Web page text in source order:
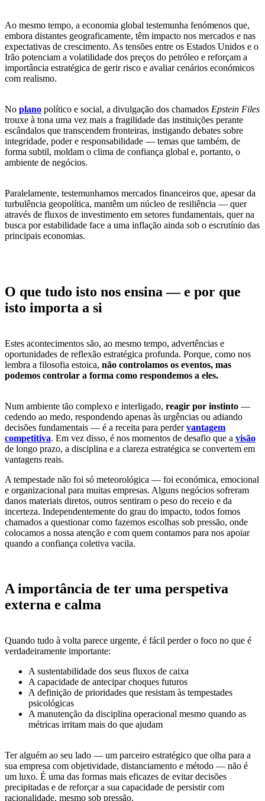
Ao mesmo tempo, a economia global testemunha fenómenos que,
embora distantes geograficamente, têm impacto nos mercados e nas
expectativas de crescimento. As tensões entre os Estados Unidos e o
Irão potenciam a volatilidade dos preços do petróleo e reforçam a
importância estratégica de gerir risco e avaliar cenários económicos
com realismo.
No plano político e social, a divulgação dos chamados Epstein Files
trouxe à tona uma vez mais a fragilidade das instituições perante
escândalos que transcendem fronteiras, instigando debates sobre
integridade, poder e responsabilidade — temas que também, de
forma subtil, moldam o clima de confiança global e, portanto, o
ambiente de negócios.
Paralelamente, testemunhamos mercados financeiros que, apesar da
turbulência geopolítica, mantêm um núcleo de resiliência — quer
através de fluxos de investimento em setores fundamentais, quer na
busca por estabilidade face a uma inflação ainda sob o escrutínio das
principais economias.
O que tudo isto nos ensina — e por que
isto importa a si
Estes acontecimentos são, ao mesmo tempo, advertências e
oportunidades de reflexão estratégica profunda. Porque, como nos
lembra a filosofia estoica, não controlamos os eventos, mas
podemos controlar a forma como respondemos a eles.
Num ambiente tão complexo e interligado, reagir por instinto —
cedendo ao medo, respondendo apenas às urgências ou adiando
decisões fundamentais — é a receita para perdervantagem
competitiva. Em vez disso, é nos momentos de desafio que a visão
de longo prazo, a disciplina e a clareza estratégica se convertem em
vantagens reais.
A tempestade não foi só meteorológica — foi económica, emocional
e organizacional para muitas empresas. Alguns negócios sofreram
danos materiais diretos, outros sentiram o peso do receio e da
incerteza. Independentemente do grau do impacto, todos fomos
chamados a questionar como fazemos escolhas sob pressão, onde
colocamos a nossa atenção e com quem contamos para nos apoiar
quando a confiança coletiva vacila.
A importância de ter uma perspetiva
externa e calma
Quando tudo à volta parece urgente, é fácil perder o foco no que é
verdadeiramente importante:
A sustentabilidade dos seus fluxos de caixa
A capacidade de antecipar choques futuros
A definição de prioridades que resistam às tempestades
psicológicas
A manutenção da disciplina operacional mesmo quando as
métricas irritam mais do que ajudam
Ter alguém ao seu lado — um parceiro estratégico que olha para a
sua empresa com objetividade, distanciamento e método — não é
um luxo. É uma das formas mais eficazes de evitar decisões
precipitadas e de reforçar a sua capacidade de persistir com
racionalidade, mesmo sob pressão.